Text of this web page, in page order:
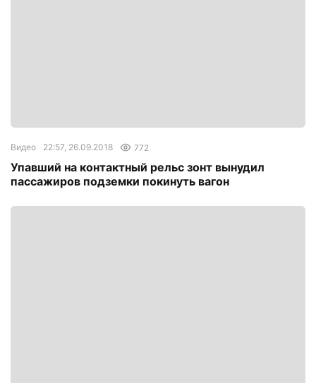
Видео 22:57, 26.09.2018 772
Упавший на контактный рельс зонт вынудил
пассажиров подземки покинуть вагон